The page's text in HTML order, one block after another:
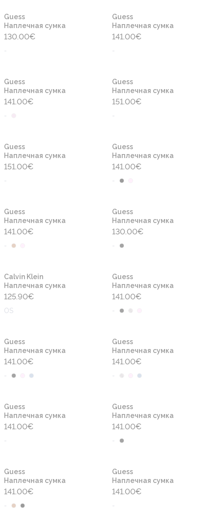
Guess
Наплечная сумка
130.00€
-
Guess
Наплечная сумка
141.00€
-
Guess
Наплечная сумка
141.00€
-
Guess
Наплечная сумка
151.00€
-
Guess
Наплечная сумка
151.00€
-
Guess
Наплечная сумка
141.00€
-
Guess
Наплечная сумка
141.00€
-
Guess
Наплечная сумка
130.00€
-
Calvin Klein
Наплечная сумка
125.90€
OS
Guess
Наплечная сумка
141.00€
-
Guess
Наплечная сумка
141.00€
-
Guess
Наплечная сумка
141.00€
-
Guess
Наплечная сумка
141.00€
-
Guess
Наплечная сумка
141.00€
-
Guess
Наплечная сумка
141.00€
-
Guess
Наплечная сумка
141.00€
-